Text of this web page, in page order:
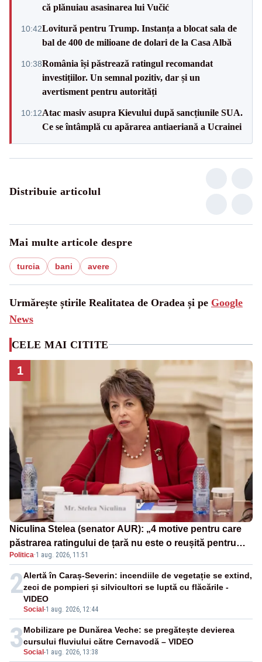
că plănuiau asasinarea lui Vučić
10:42Lovitură pentru Trump. Instanța a blocat sala de
bal de 400 de milioane de dolari de la Casa Albă
10:38România își păstrează ratingul recomandat
investițiilor. Un semnal pozitiv, dar și un
avertisment pentru autorități
10:12Atac masiv asupra Kievului după sancțiunile SUA.
Ce se întâmplă cu apărarea antiaeriană a Ucrainei
Distribuie articolul
Mai multe articole despre
turcia bani avere
Urmărește știrile Realitatea de Oradea și pe Google
News
CELE MAI CITITE
1
Niculina Stelea (senator AUR): „4 motive pentru care
păstrarea ratingului de țară nu este o reușită pentru
Guvernul Bolojan”
Politica·1 aug. 2026, 11:51
2
Social -1 aug. 2026, 12:44
Alertă în Caraș-Severin: incendiile de vegetație se extind,
zeci de pompieri și silvicultori se luptă cu flăcările -
VIDEO
3Social -1 aug. 2026, 13:38
Mobilizare pe Dunărea Veche: se pregătește devierea
cursului fluviului către Cernavodă – VIDEO